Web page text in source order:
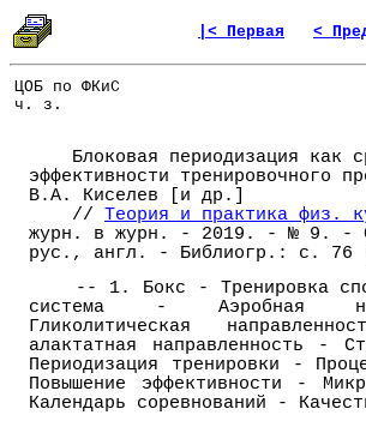
|< Первая <
ЦОБ по ФКиС
ч. з.
Блоковая периодизация как
эффективности тренировочного
В.А. Киселев [и др.]
// Теория и практика физ.
журн. в журн. - 2019. - № 9. -
рус., англ. - Библиогр.: с. 76
-- 1. Бокс - Тренировка
система - Аэробная
Гликолитическая
алактатная направленность -
Периодизация тренировки -
Повышение эффективности -
Календарь соревнований -